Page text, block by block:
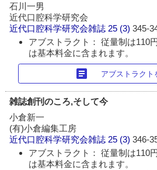
石川一男
近代口腔科学研究会
近代口腔科学研究会雑誌 25 (3)345-
アブストラクト： 従量制は110
は基本料金に含まれます。
article アブストラクト
雑誌創刊のころ,そして今
小倉新一
(有)小倉編集工房
近代口腔科学研究会雑誌 25 (3)346-
アブストラクト： 従量制は110
は基本料金に含まれます。